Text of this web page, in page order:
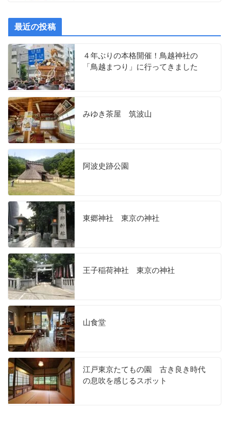
最近の投稿
４年ぶりの本格開催！鳥越神社の
「鳥越まつり」に行ってきました
みゆき茶屋 筑波山
阿波史跡公園
東郷神社 東京の神社
王子稲荷神社 東京の神社
山食堂
江戸東京たてもの園 古き良き時代
の息吹を感じるスポット